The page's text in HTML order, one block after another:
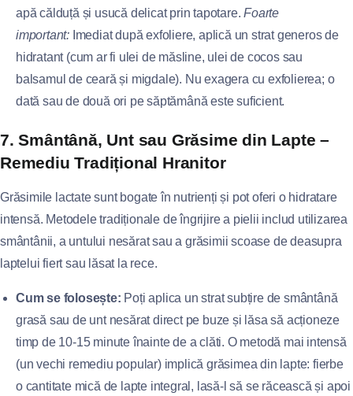
apă călduță și usucă delicat prin tapotare.Foarte
important: Imediat după exfoliere, aplică un strat generos de
hidratant (cum ar fi ulei de măsline, ulei de cocos sau
balsamul de ceară și migdale). Nu exagera cu exfolierea; o
dată sau de două ori pe săptămână este suficient.
7. Smântână, Unt sau Grăsime din Lapte –
Remediu Tradițional Hranitor
Grăsimile lactate sunt bogate în nutrienți și pot oferi o hidratare
intensă. Metodele tradiționale de îngrijire a pielii includ utilizarea
smântânii, a untului nesărat sau a grăsimii scoase de deasupra
laptelui fiert sau lăsat la rece.
Cum se folosește: Poți aplica un strat subțire de smântână
grasă sau de unt nesărat direct pe buze și lăsa să acționeze
timp de 10-15 minute înainte de a clăti. O metodă mai intensă
(un vechi remediu popular) implică grăsimea din lapte: fierbe
o cantitate mică de lapte integral, lasă-l să se răcească și apoi